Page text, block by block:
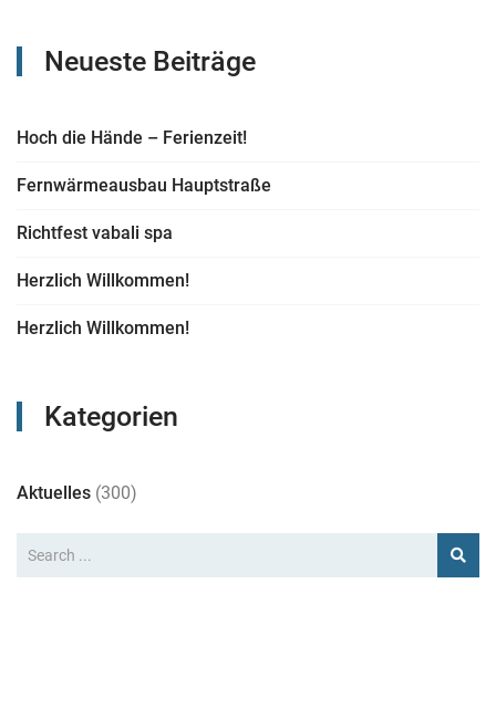
Neueste Beiträge
Hoch die Hände – Ferienzeit!
Fernwärmeausbau Hauptstraße
Richtfest vabali spa
Herzlich Willkommen!
Herzlich Willkommen!
Kategorien
Aktuelles (300)